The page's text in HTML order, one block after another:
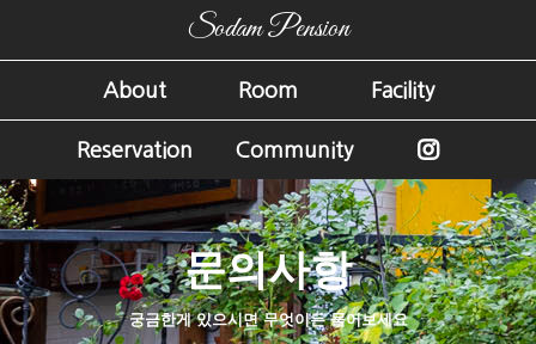
Sodam Pension
About Room Facility
Reservation Community
문의사항
궁금한게 있으시면 무엇이든 물어보세요